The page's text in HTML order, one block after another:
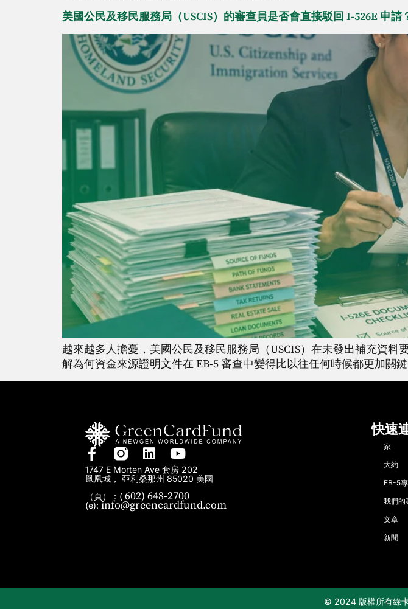
美國公民及移民服務局（USCIS）的審查員是否會直接駁回 I-526E 申請
越來越多人擔憂，美國公民及移民服務局（USCIS）在未發出補充資
解為何資金來源證明文件在 EB-5 審查中變得比以往任何時候都更加關鍵
1747 E Morten Ave 套房 202
鳳凰城， 亞利桑那州 85020 美國
（頁）：( 602) 648-2700
(e): info@greencardfund.com
快速
家
大約
EB-5
我們的
文章
新聞
© 2024 版權所有綠